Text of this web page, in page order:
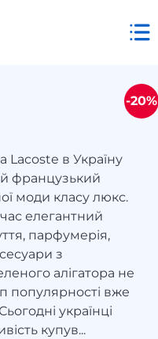
Lacoste в Україну
французький
моди класу люкс.
елегантний
парфумерія,
з
алігатора не
популярності вже
українці
купув...
-20%